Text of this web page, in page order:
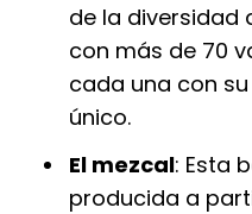
de la diversidad
con más de 70
cada una con
único.
El mezcal: Esta
producida a